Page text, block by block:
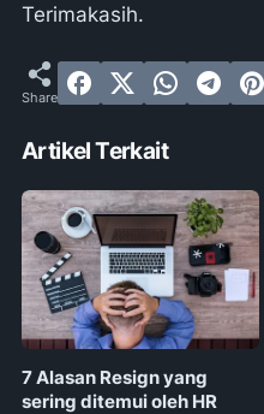
Terimakasih.
Artikel Terkait
7 Alasan Resign yang
sering ditemui oleh HR